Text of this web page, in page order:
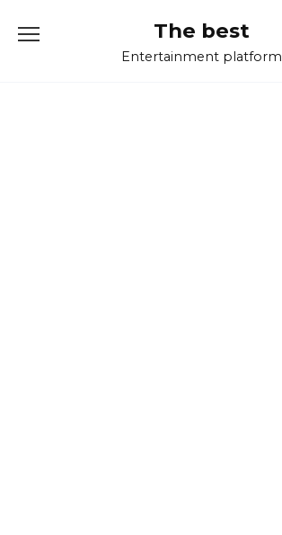
The best
Entertainment platform